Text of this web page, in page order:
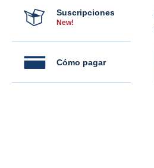
Suscripciones
New!
Cómo pagar